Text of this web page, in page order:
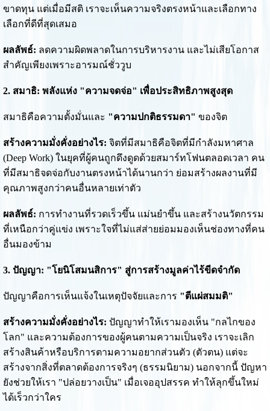
ขาดทุน แต่เมื่อมีสติ เราจะเห็นความจริงตรงหน้าและเลือกทาง
เลือกที่ดีที่สุดเสมอ
ผลลัพธ์: ลดความผิดพลาดในการบริหารงาน และไม่เสียโอกาส
สำคัญเพียงเพราะอารมณ์ชั่ววูบ
2. สมาธิ: พลังแห่ง "ความจดจ่อ" เพื่อประสิทธิภาพสูงสุด
สมาธิคือความตั้งมั่นและ "ความปกติธรรมดา" ของจิต
สร้างความมั่งคั่งอย่างไร: จิตที่มีสมาธิคือจิตที่มีกำลังมหาศาล
(Deep Work) ในยุคที่ผู้คนถูกดึงดูดด้วยสมาร์ทโฟนตลอดเวลา คน
ที่มีสมาธิจดจ่อกับงานตรงหน้าได้นานกว่า ย่อมสร้างผลงานที่มี
คุณภาพสูงกว่าคนอื่นหลายเท่าตัว
ผลลัพธ์: การทำงานที่รวดเร็วขึ้น แม่นยำขึ้น และสร้างนวัตกรรม
ที่เหนือกว่าคู่แข่ง เพราะใจที่ไม่แส่ส่ายย่อมมองเห็นช่องทางที่คน
อื่นมองข้าม
3. ปัญญา: "โยนิโสมนสิการ" สู่การสร้างมูลค่าไร้ขีดจำกัด
ปัญญาคือการเห็นแจ้งในเหตุปัจจัยและการ "ตีแผ่สมมติ"
สร้างความมั่งคั่งอย่างไร: ปัญญาทำให้เรามองเห็น "กลไกของ
โลก" และความต้องการของผู้คนตามความเป็นจริง เราจะเลิก
สร้างสินค้าหรือบริการตามความอยากส่วนตัว (ตัวตน) แต่จะ
สร้างจากสิ่งที่ตลาดต้องการจริงๆ (ธรรมนิยาม) นอกจากนี้ ปัญหา
ยังช่วยให้เรา "ปล่อยวางเป็น" เมื่อเจออุปสรรค ทำให้ลุกขึ้นใหม่
ได้เร็วกว่าใคร